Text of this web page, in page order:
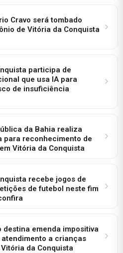
Cravo será tombado
de Vitória da Conquista
participa de
que usa IA para
de insuficiência
da Bahia realiza
para reconhecimento de
Vitória da Conquista
recebe jogos de
de futebol neste fim
destina emenda impositiva
a crianças
da Conquista